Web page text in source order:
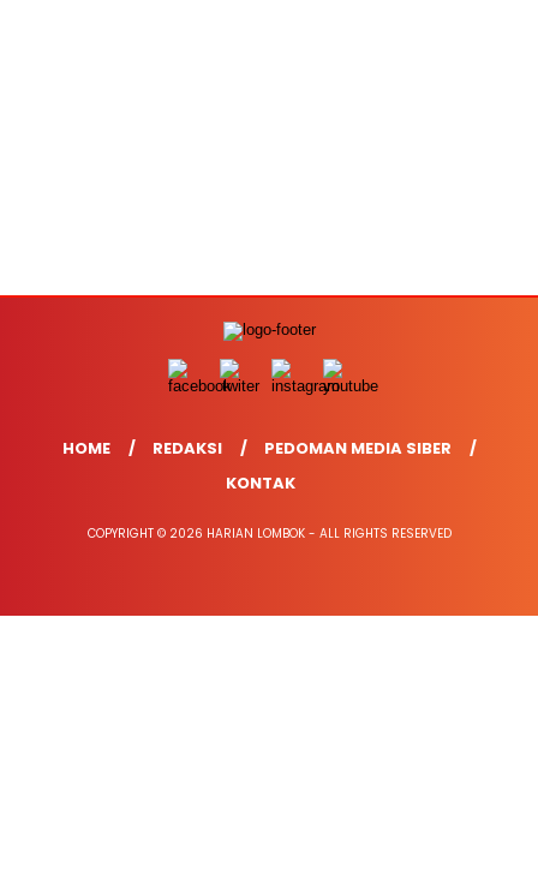
HOME REDAKSI
PEDOMAN MEDIA SIBER
KONTAK
COPYRIGHT © 2026 HARIAN LOMBOK - ALL RIGHTS RESERVED